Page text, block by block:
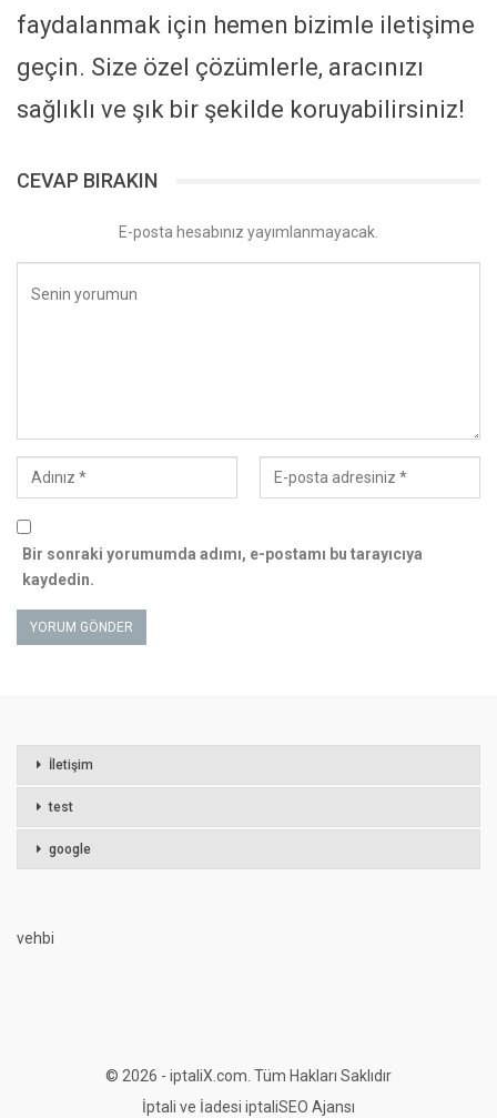
faydalanmak için hemen bizimle iletişime
geçin. Size özel çözümlerle, aracınızı
sağlıklı ve şık bir şekilde koruyabilirsiniz!
CEVAP BIRAKIN
E-posta hesabınız yayımlanmayacak.
Bir sonraki yorumumda adımı, e-postamı bu tarayıcıya
kaydedin.
İletişim
test
google
vehbi
© 2026 - iptaliX.com. Tüm Hakları Saklıdır
İptali ve İadesi iptaliSEO Ajansı